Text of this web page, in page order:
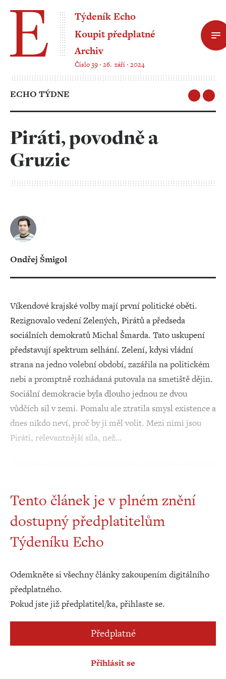
Týdeník Echo
Koupit předplatné
Archiv
Číslo 39 ‧ 26. září ‧ 2024
ECHO TÝDNE
Piráti, povodně a
Gruzie
Ondřej Šmigol
Víkendové krajské volby mají první politické oběti.
Rezignovalo vedení Zelených, Pirátů a předseda
sociálních demokratů Michal Šmarda. Tato uskupení
představují spektrum selhání. Zelení, kdysi vládní
strana na jedno volební období, zazářila na politickém
nebi a promptně rozhádaná putovala na smetiště dějin.
Sociální demokracie byla dlouho jednou ze dvou
vůdčích sil v zemi. Pomalu ale ztratila smysl existence a
dnes nikdo neví, proč by ji měl volit. Mezi nimi jsou
Piráti, relevantnější síla, než…
Tento článek je v plném znění
dostupný předplatitelům
Týdeníku Echo
Odemkněte si všechny články zakoupením digitálního
předplatného.
Pokud jste již předplatitel/ka, přihlaste se.
Předplatné
Přihlásit se